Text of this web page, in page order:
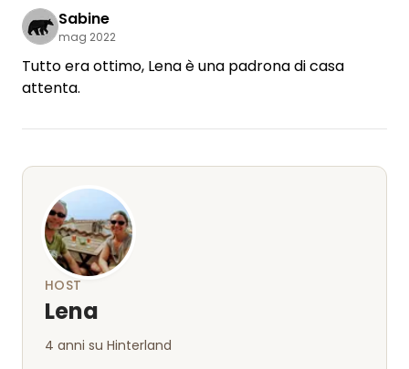
siamo dovuti ripartire il giorno dopo, altrimenti ci
sarebbe piaciuto rimanere più a lungo 😀
Sabine
mag 2022
Tutto era ottimo, Lena è una padrona di casa
attenta.
HOST
Lena
4 anni su Hinterland